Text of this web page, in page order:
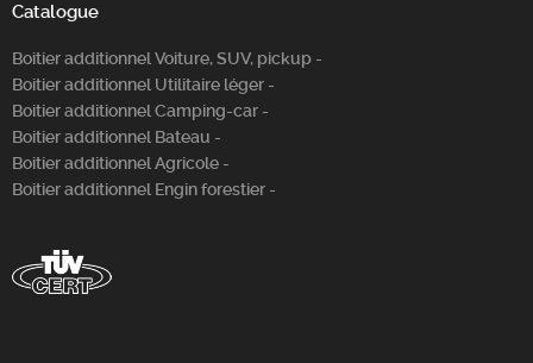
Catalogue
Boitier additionnel Voiture, SUV, pickup -
Boitier additionnel Utilitaire léger -
Boitier additionnel Camping-car -
Boitier additionnel Bateau -
Boitier additionnel Agricole -
Boitier additionnel Engin forestier -